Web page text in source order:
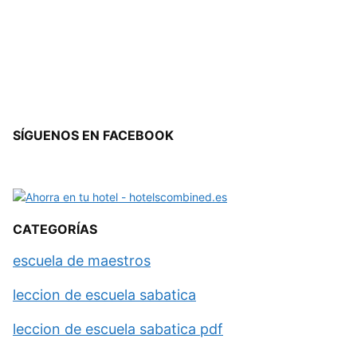
SÍGUENOS EN FACEBOOK
CATEGORÍAS
escuela de maestros
leccion de escuela sabatica
leccion de escuela sabatica pdf